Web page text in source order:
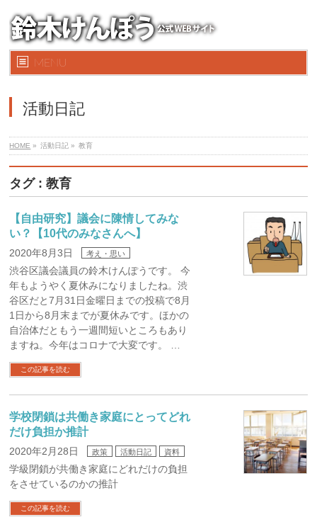
MENU
活動日記
HOME » 活動日記 » 教育
タグ : 教育
【自由研究】議会に陳情してみな
い？【10代のみなさんへ】
2020年8月3日 考え・思い
渋谷区議会議員の鈴木けんぽうです。 今
年もようやく夏休みになりましたね。渋
谷区だと7月31日金曜日までの投稿で8月
1日から8月末までが夏休みです。ほかの
自治体だともう一週間短いところもあり
ますね。今年はコロナで大変です。 …
この記事を読む
学校閉鎖は共働き家庭にとってどれ
だけ負担か推計
2020年2月28日 政策 活動日記 資料
学級閉鎖が共働き家庭にどれだけの負担
をさせているのかの推計
この記事を読む